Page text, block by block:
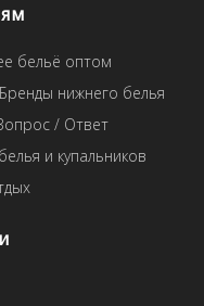
бельё оптом
Бренды нижнего белья
/ Ответ
и купальников